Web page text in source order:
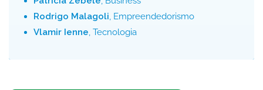
Rodrigo Malagoli, Empreendedorismo
Vlamir Ienne, Tecnologia